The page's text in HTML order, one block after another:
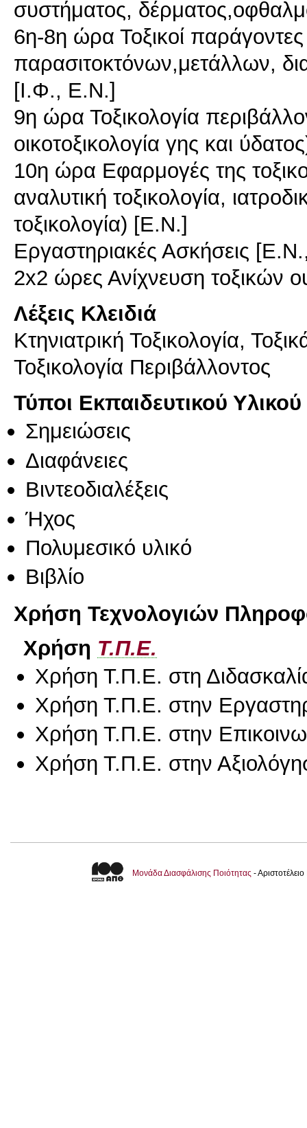
συστήματος,
6η-8η ώρα Τοξικοί παράγοντες
παρασιτοκτόνων,μετάλλων,
[Ι.Φ., Ε.Ν.]
9η ώρα Τοξικολογία
οικοτοξικολογία γης και
10η ώρα Εφαρμογές της
αναλυτική τοξικολογία,
τοξικολογία) [Ε.Ν.]
Εργαστηριακές Ασκήσεις
Λέξεις Κλειδιά
Κτηνιατρική Τοξικολογία,
Τοξικολογία Περιβάλλοντος
Τύποι Εκπαιδευτικού Υλικού
Σημειώσεις
Διαφάνειες
Βιντεοδιαλέξεις
Ήχος
Πολυμεσικό υλικό
Βιβλίο
Χρήση Τεχνολογιών
Χρήση Τ.Π.Ε.
Χρήση Τ.Π.Ε. στη
Χρήση Τ.Π.Ε. στην
Χρήση Τ.Π.Ε. στην
Χρήση Τ.Π.Ε. στην
Μονάδα Διασφάλισης Ποιότητας -